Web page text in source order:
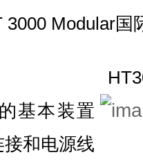
3000 Modular国
基本装置
和电源线